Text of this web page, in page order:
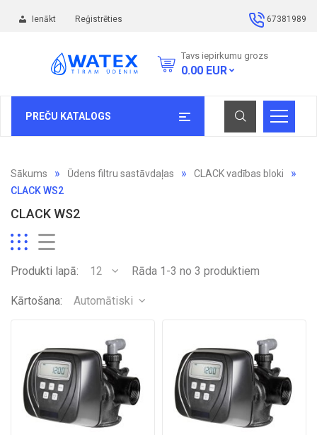
Ienākt Reģistrēties 67381989
Tavs iepirkumu grozs
0.00 EUR
PREČU KATALOGS
Sākums Ūdens filtru sastāvdaļas
CLACK vadības bloki
CLACK WS2
CLACK WS2
Produkti lapā: 12 Rāda 1-3 no 3 produktiem
Kārtošana: Automātiski